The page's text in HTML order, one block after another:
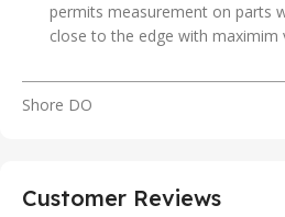
permits measurement on parts
close to the edge with maximim
Shore DO
Customer Reviews